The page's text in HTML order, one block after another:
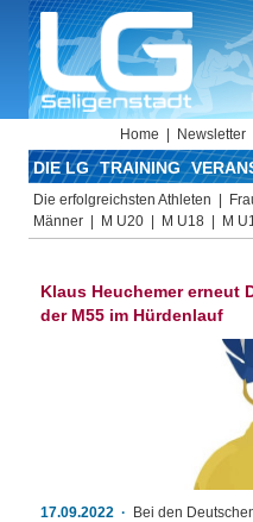
Home Newsletter
DIE LG TRAINING
Die erfolgreichsten Athleten
Männer
M U20 M U18 M
Klaus Heuchemer erneut
der M55 im Hürdenlauf
17.09.2022
Bei den